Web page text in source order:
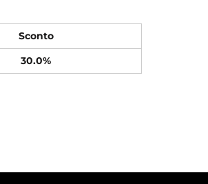
Sconto
30.0%